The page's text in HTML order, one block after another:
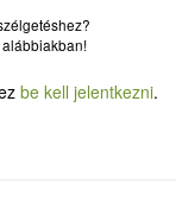
be kell jelentkezni.